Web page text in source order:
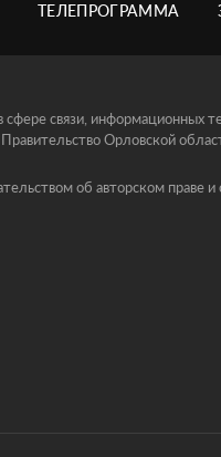
ТЕЛЕПРОГРАММА
связи, информационных
Орловской
об авторском праве